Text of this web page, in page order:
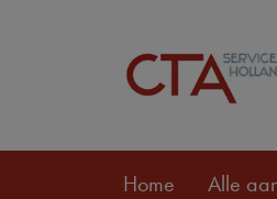
Home Alle